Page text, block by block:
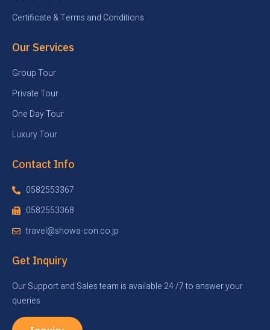
Certificate & Terms and Conditions
Our Services
Group Tour
Private Tour
One Day Tour
Luxury Tour
Contact Info
0582553367
0582553368
travel@showa-con.co.jp
Get Inquiry
Our Support and Sales team is available 24 /7 to answer your
queries